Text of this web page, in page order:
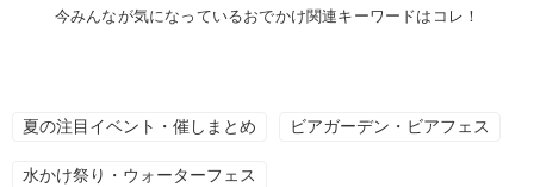
今みんなが気になっているおでかけ関連キーワードはコレ！
夏の注目イベント・催しまとめ ビアガーデン・ビアフェス
水かけ祭り・ウォーターフェス